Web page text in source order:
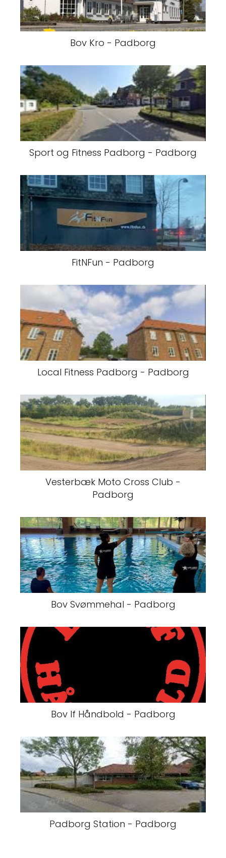
Bov Kro - Padborg
Sport og Fitness Padborg - Padborg
FitNFun - Padborg
Local Fitness Padborg - Padborg
Vesterbæk Moto Cross Club -
Padborg
Bov Svømmehal - Padborg
Bov If Håndbold - Padborg
Padborg Station - Padborg